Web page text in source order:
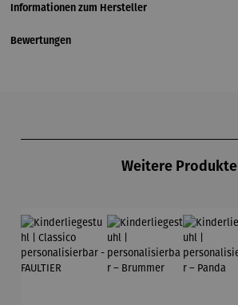
Informationen zum Hersteller
Bewertungen
Weitere Produkte